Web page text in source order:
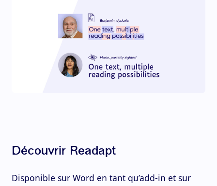
Découvrir Readapt
Disponible sur Word en tant qu’add-in et sur